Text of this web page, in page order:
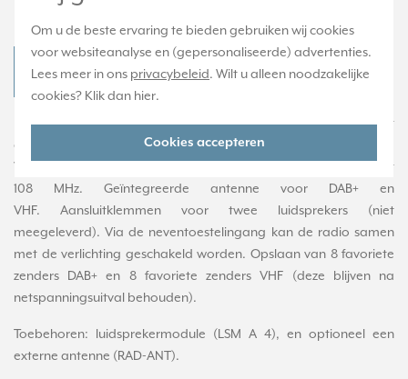
Om u de beste ervaring te bieden gebruiken wij cookies
voor websiteanalyse en (gepersonaliseerde) advertenties.
Lees meer in ons privacybeleid. Wilt u alleen noodzakelijke
cookies? Klik dan hier.
Cookies accepteren
JUNG DAB A SW Productdatablad
Digitale radio (DAB+) met display en tiptoetsen, front van echt
glas. DAB-ontvangst in frequentiebereik 174 MHz tot 240 MHz.
VHF-ontvangst in frequentiebereik 87,5 MHz tot
108 MHz. Geïntegreerde antenne voor DAB+ en
VHF. Aansluitklemmen voor twee luidsprekers (niet
meegeleverd). Via de neventoestelingang kan de radio samen
met de verlichting geschakeld worden. Opslaan van 8 favoriete
zenders DAB+ en 8 favoriete zenders VHF (deze blijven na
netspanningsuitval behouden).
Toebehoren: luidsprekermodule (LSM A 4), en optioneel een
externe antenne (RAD-ANT).